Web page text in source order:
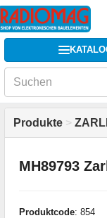
Produkte >
MH89793
Produktcode: 854